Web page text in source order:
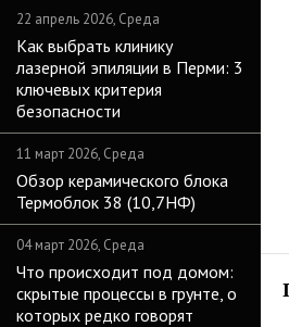
22 апрель 2026, Среда
Как выбрать клинику
лазерной эпиляции в Перми: 3
ключевых критерия
безопасности
11 март 2026, Среда
Обзор керамического блока
Термоблок 38 (10,7НФ)
04 март 2026, Среда
Что происходит под домом:
скрытые процессы в грунте, о
которых редко говорят